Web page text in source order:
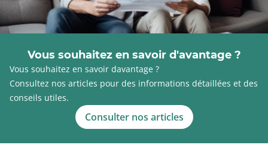
Vous souhaitez en savoir d'avantage ?
Vous souhaitez en savoir davantage ?
Consultez nos articles pour des informations détaillées et des
conseils utiles.
Consulter nos articles